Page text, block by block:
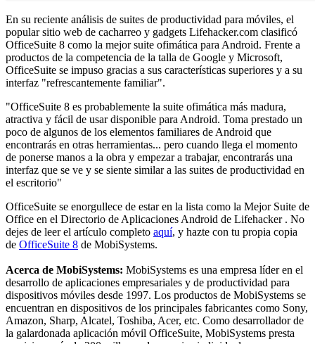
En su reciente análisis de suites de productividad para móviles, el
popular sitio web de cacharreo y gadgets Lifehacker.com clasificó
OfficeSuite 8 como la mejor suite ofimática para Android. Frente a
productos de la competencia de la talla de Google y Microsoft,
OfficeSuite se impuso gracias a sus características superiores y a su
interfaz "refrescantemente familiar".
"OfficeSuite 8 es probablemente la suite ofimática más madura,
atractiva y fácil de usar disponible para Android. Toma prestado un
poco de algunos de los elementos familiares de Android que
encontrarás en otras herramientas... pero cuando llega el momento
de ponerse manos a la obra y empezar a trabajar, encontrarás una
interfaz que se ve y se siente similar a las suites de productividad en
el escritorio"
OfficeSuite se enorgullece de estar en la lista como la Mejor Suite de
Office en el Directorio de Aplicaciones Android de Lifehacker . No
dejes de leer el artículo completo aquí, y hazte con tu propia copia
de OfficeSuite 8 de MobiSystems.
Acerca de MobiSystems: MobiSystems es una empresa líder en el
desarrollo de aplicaciones empresariales y de productividad para
dispositivos móviles desde 1997. Los productos de MobiSystems se
encuentran en dispositivos de los principales fabricantes como Sony,
Amazon, Sharp, Alcatel, Toshiba, Acer, etc. Como desarrollador de
la galardonada aplicación móvil OfficeSuite, MobiSystems presta